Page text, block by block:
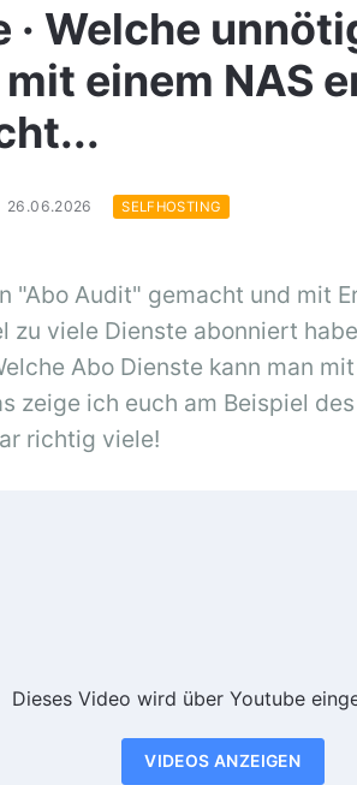
· Welche
einem NAS
26.06.2026 SELFHOSTING
"Abo Audit" gemacht und mit
zu viele Dienste abonniert
Abo Dienste kann man
zeige ich euch am Beispiel des
richtig viele!
Dieses Video wird über Youtube
VIDEOS ANZEIGEN